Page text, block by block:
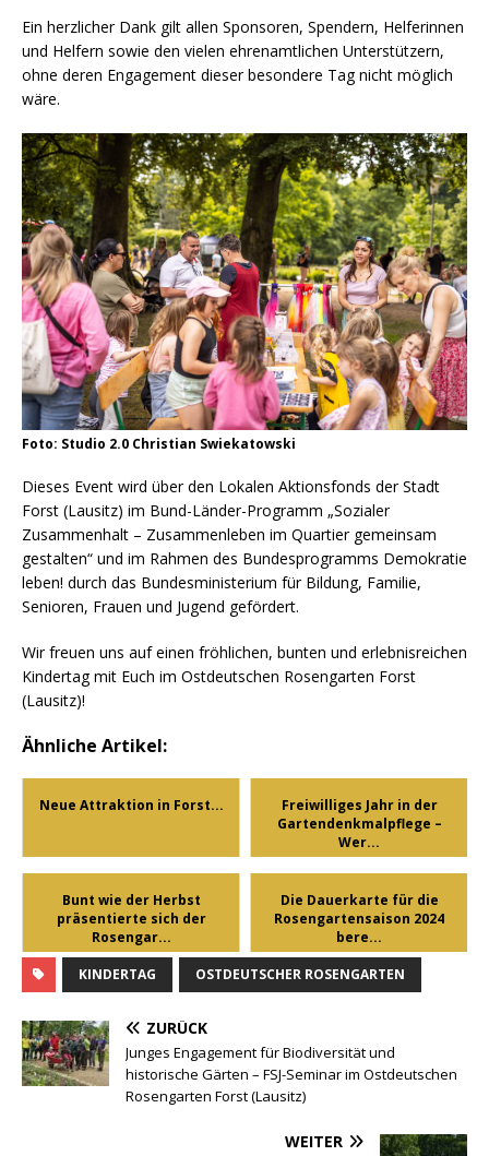
Ein herzlicher Dank gilt allen Sponsoren, Spendern, Helferinnen
und Helfern sowie den vielen ehrenamtlichen Unterstützern,
ohne deren Engagement dieser besondere Tag nicht möglich
wäre.
Foto: Studio 2.0 Christian Swiekatowski
Dieses Event wird über den Lokalen Aktionsfonds der Stadt
Forst (Lausitz) im Bund-Länder-Programm „Sozialer
Zusammenhalt – Zusammenleben im Quartier gemeinsam
gestalten“ und im Rahmen des Bundesprogramms Demokratie
leben! durch das Bundesministerium für Bildung, Familie,
Senioren, Frauen und Jugend gefördert.
Wir freuen uns auf einen fröhlichen, bunten und erlebnisreichen
Kindertag mit Euch im Ostdeutschen Rosengarten Forst
(Lausitz)!
Ähnliche Artikel:
Neue Attraktion in Forst...
Freiwilliges Jahr in der
Gartendenkmalpflege –
Wer...
Bunt wie der Herbst
präsentierte sich der
Rosengar...
Die Dauerkarte für die
Rosengartensaison 2024
bere...
KINDERTAG
OSTDEUTSCHER ROSENGARTEN
ZURÜCK
Junges Engagement für Biodiversität und
historische Gärten – FSJ-Seminar im Ostdeutschen
Rosengarten Forst (Lausitz)
WEITER